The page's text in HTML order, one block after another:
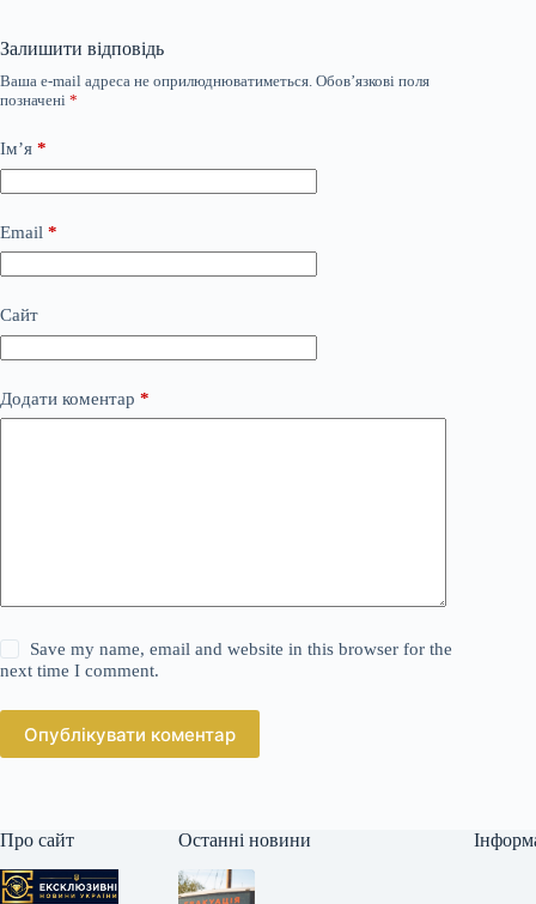
Залишити відповідь
Ваша e-mail адреса не оприлюднюватиметься. Обов’язкові поля
позначені *
Ім’я *
Email *
Сайт
Додати коментар *
Save my name, email and website in this browser for the
next time I comment.
Опублікувати коментар
Про сайт Останні новини